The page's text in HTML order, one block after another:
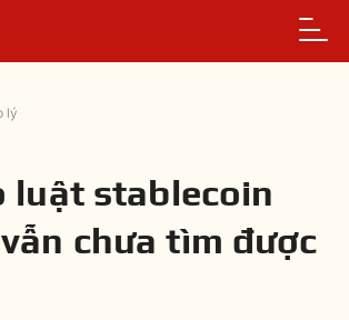
lý
luật stablecoin
chưa tìm được